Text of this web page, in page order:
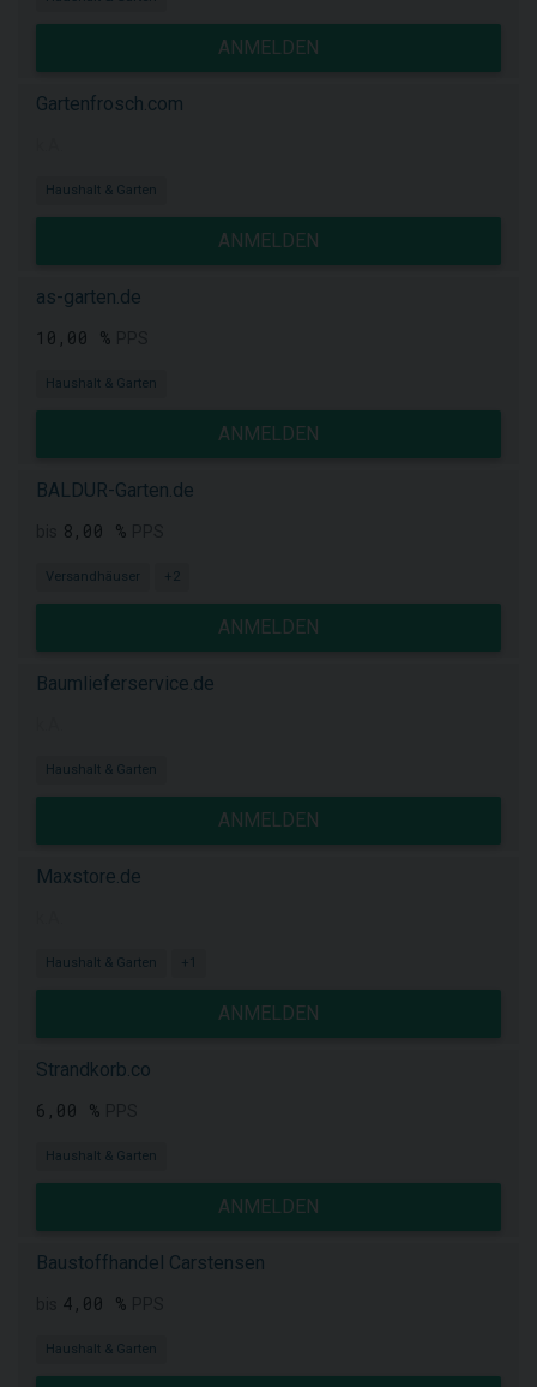
ANMELDEN
Gartenfrosch.com
Haushalt & Garten
ANMELDEN
as-garten.de
10,00 %
Haushalt & Garten
ANMELDEN
BALDUR-Garten.de
8,00 %
Versandhäuser +2
ANMELDEN
Baumlieferservice.de
Haushalt & Garten
ANMELDEN
Maxstore.de
Haushalt & Garten +1
ANMELDEN
Strandkorb.co
6,00 %
Haushalt & Garten
ANMELDEN
Baustoffhandel Carstensen
4,00 %
Haushalt & Garten